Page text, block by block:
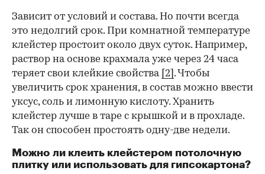
Зависит от условий и состава. Но почти всегда
это недолгий срок. При комнатной температуре
клейстер простоит около двух суток. Например,
раствор на основе крахмала уже через 24 часа
теряет свои клейкие свойства [2] . Чтобы
увеличить срок хранения, в состав можно ввести
уксус, соль и лимонную кислоту. Хранить
клейстер лучше в таре с крышкой и в прохладе.
Так он способен простоять одну-две недели.
Можно ли клеить клейстером потолочную
плитку или использовать для гипсокартона?